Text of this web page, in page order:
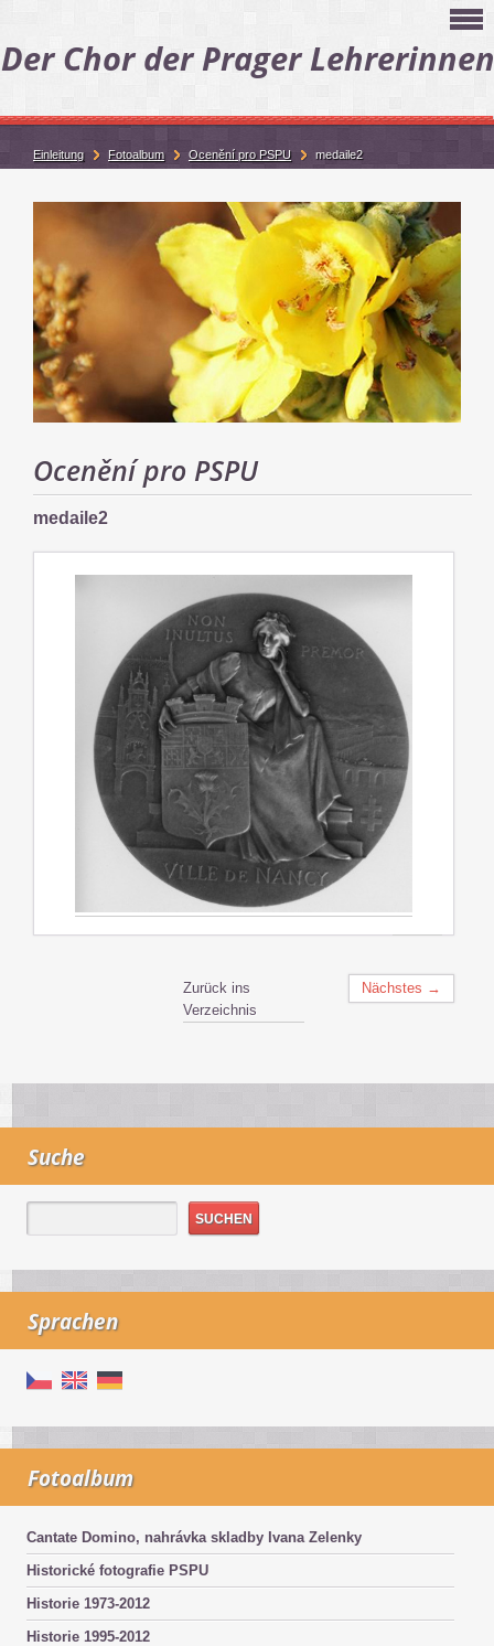
Der Chor der Prager Lehrerinnen
Ocenění pro PSPU
medaile2
Nächstes →
Zurück ins
Verzeichnis
Suche
Sprachen
Fotoalbum
Cantate Domino, nahrávka skladby Ivana Zelenky
Historické fotografie PSPU
Historie 1973-2012
Historie 1995-2012
Einleitung Fotoalbum Ocenění pro PSPU medaile2